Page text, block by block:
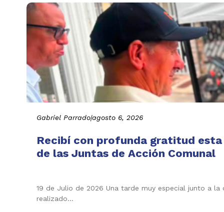
Gabriel Parrado|agosto 6, 2026
Recibí con profunda gratitud
de las Juntas de Acción Comunal
19 de Julio de 2026 Una tarde muy especial junto a
realizado…